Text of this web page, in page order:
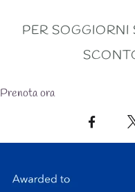
PER SOGGIORNI
Prenota ora